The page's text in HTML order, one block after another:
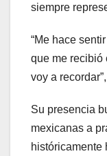
siempre
“Me hace
que me recibió
voy a
Su presencia
mexicanas a
históricamente